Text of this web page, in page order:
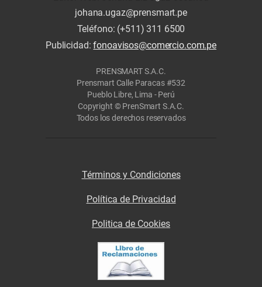
johana.ugaz@prensmart.pe
Teléfono: (+511) 311 6500
Publicidad:fonoavisos@comercio.com.pe
PRENSMART S.A.C.
Prensmart Calle Paracas #532
Pueblo Libre, Lima - Perú
Copyright © PrenSmart S.A.C.
Todos los derechos reservados
Términos y Condiciones
Política de Privacidad
Politica de Cookies